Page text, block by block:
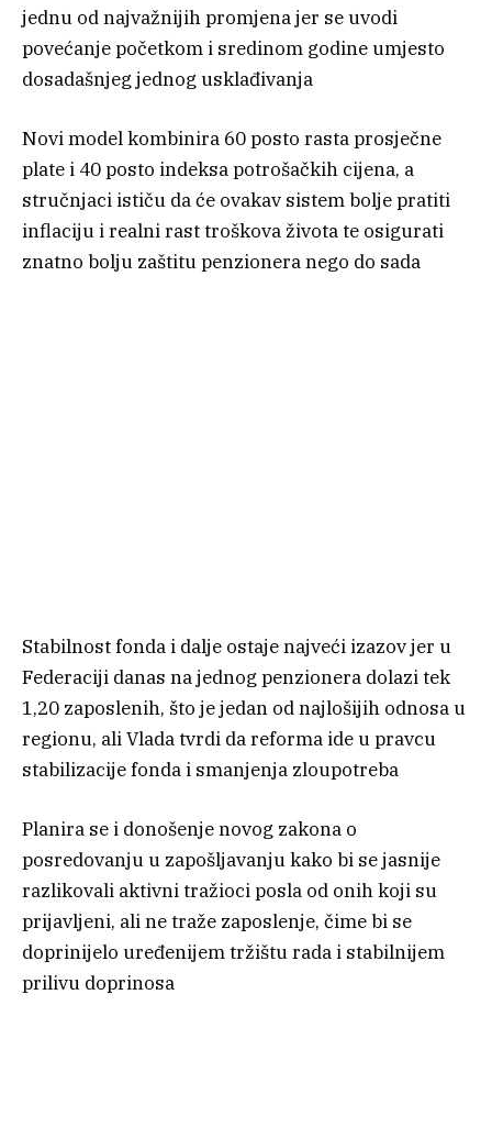
jednu od najvažnijih promjena jer se uvodi
povećanje početkom i sredinom godine umjesto
dosadašnjeg jednog usklađivanja
Novi model kombinira 60 posto rasta prosječne
plate i 40 posto indeksa potrošačkih cijena, a
stručnjaci ističu da će ovakav sistem bolje pratiti
inflaciju i realni rast troškova života te osigurati
znatno bolju zaštitu penzionera nego do sada
Stabilnost fonda i dalje ostaje najveći izazov jer u
Federaciji danas na jednog penzionera dolazi tek
1,20 zaposlenih, što je jedan od najlošijih odnosa u
regionu, ali Vlada tvrdi da reforma ide u pravcu
stabilizacije fonda i smanjenja zloupotreba
Planira se i donošenje novog zakona o
posredovanju u zapošljavanju kako bi se jasnije
razlikovali aktivni tražioci posla od onih koji su
prijavljeni, ali ne traže zaposlenje, čime bi se
doprinijelo uređenijem tržištu rada i stabilnijem
prilivu doprinosa